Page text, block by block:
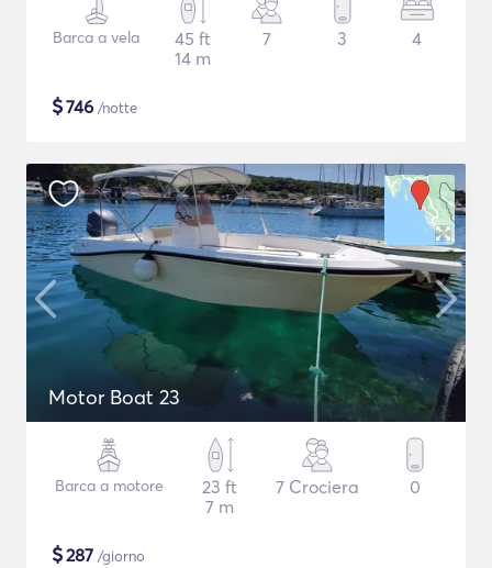
Barca a vela
45 ft
14 m
7 3 4
$746 /notte
Motor Boat 23
Barca a motore
23 ft
7 m
7 Crociera 0
$287 /giorno